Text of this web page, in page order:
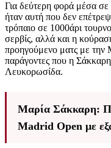
Για δεύτερη φορά μέσα
ήταν αυτή που δεν
τρόπαιο σε 1000άρι
σερβίς, αλλά και η
προηγούμενο ματς με την
παράγοντες που η Σάκκαρη
Λευκορωσίδα.
Μαρία Σάκκαρη:
Madrid Open με